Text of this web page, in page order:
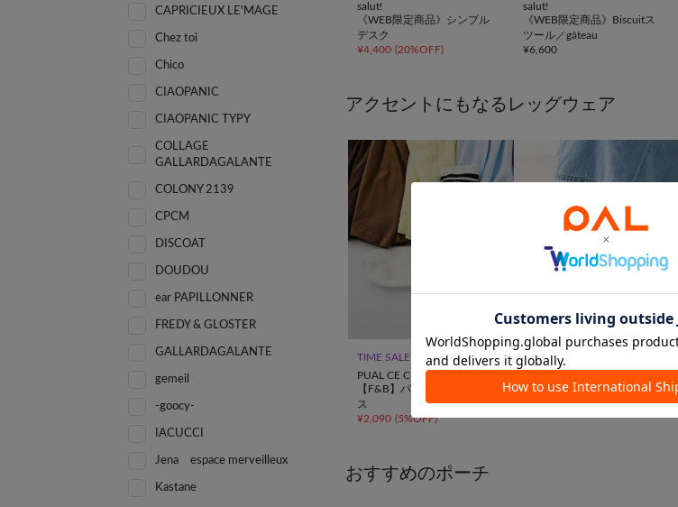
salut!
《WEB限定商品》シンプル
デスク
¥4,400 (20%OFF)
salut!
《WEB限定商品》Biscuitス
ツール／gâteau
¥6,600
アクセントにもなるレッグウェア
TIME SALE 
PUAL CE CIN
【F&B】パイルソールソック
ス
¥2,090 (5%OFF)
アメリブルーズソックス
¥330
おすすめのポーチ
CAPRICIEUX LE'MAGE
Chez toi
Chico
CIAOPANIC
CIAOPANIC TYPY
COLLAGE
GALLARDAGALANTE
COLONY 2139
CPCM
DISCOAT
DOUDOU
ear PAPILLONNER
FREDY & GLOSTER
GALLARDAGALANTE
gemeil
-goocy-
IACUCCI
Jena espace merveilleux
Kastane